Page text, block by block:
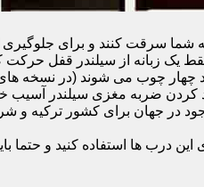
شما سرقت کنند و برای جلوگیری
معنای قفل موقت)فقط یک زبانه از سیلندر
کردن ضربه مغزی سیلندر آسیب
در جهان برای کشور ترکیه
ها استفاده کنید و حتما